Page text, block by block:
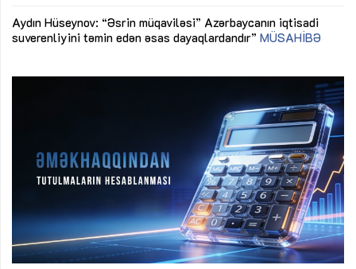
Aydın Hüseynov: “Əsrin müqaviləsi” Azərbaycanın iqtisadi
suverenliyini təmin edən əsas dayaqlardandır” MÜSAHİBƏ